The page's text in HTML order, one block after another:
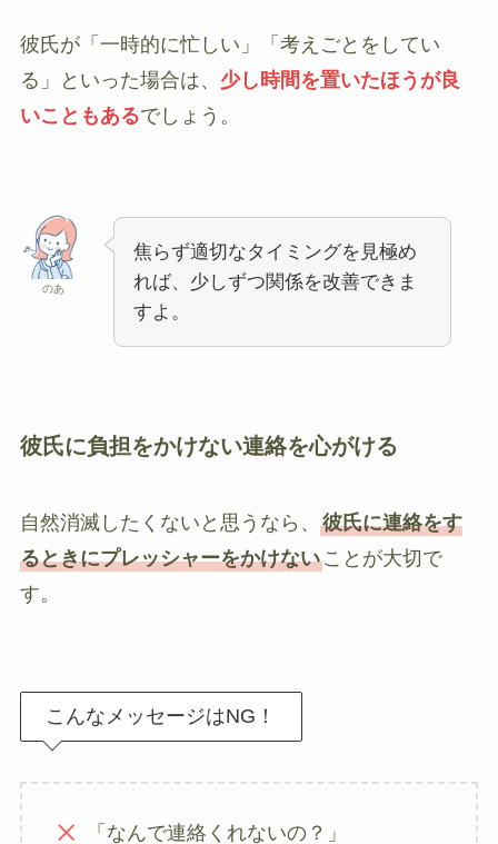
彼氏が「一時的に忙しい」「考えごとをしてい
る」といった場合は、 少し時間を置いたほうが良
いこともあるでしょう。
のあ
焦らず適切なタイミングを見極め
れば、少しずつ関係を改善できま
すよ。
彼氏に負担をかけない連絡を心がける
自然消滅したくないと思うなら、 彼氏に連絡をす
るときにプレッシャーをかけないことが大切で
す。
こんなメッセージはNG！
「なんで連絡くれないの？」